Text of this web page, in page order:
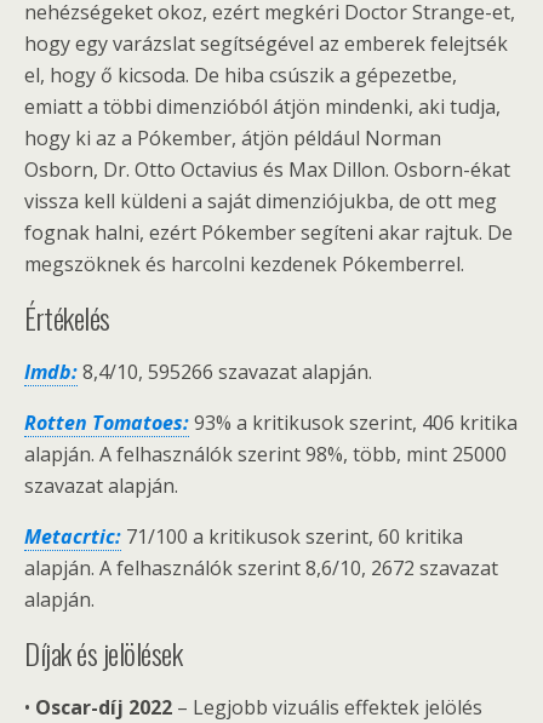
nehézségeket okoz, ezért megkéri Doctor Strange-et,
hogy egy varázslat segítségével az emberek felejtsék
el, hogy ő kicsoda. De hiba csúszik a gépezetbe,
emiatt a többi dimenzióból átjön mindenki, aki tudja,
hogy ki az a Pókember, átjön például Norman
Osborn, Dr. Otto Octavius és Max Dillon. Osborn-ékat
vissza kell küldeni a saját dimenziójukba, de ott meg
fognak halni, ezért Pókember segíteni akar rajtuk. De
megszöknek és harcolni kezdenek Pókemberrel.
Értékelés
Imdb:8,4/10, 595266 szavazat alapján.
Rotten Tomatoes:93% a kritikusok szerint, 406 kritika
alapján. A felhasználók szerint 98%, több, mint 25000
szavazat alapján.
Metacrtic: 71/100 a kritikusok szerint, 60 kritika
alapján. A felhasználók szerint 8,6/10, 2672 szavazat
alapján.
Díjak és jelölések
• Oscar-díj 2022 – Legjobb vizuális effektek jelölés